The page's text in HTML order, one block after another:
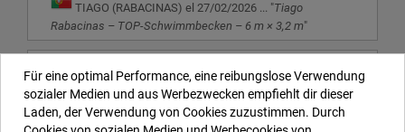
TIAGO (RABACINAS) el 27/02/2026 ... "Tiago
Rabacinas – TOP-Schwimmbecken – 6 m × 3,2 m"
KPEOV7059 - Beleuchtung:Nein - Zubehör:Nein -
Wasserbehandlung:Kein
Für eine optimal Performance, eine reibungslose Verwendung
sozialer Medien und aus Werbezwecken empfiehlt dir dieser
Laden, der Verwendung von Cookies zuzustimmen. Durch